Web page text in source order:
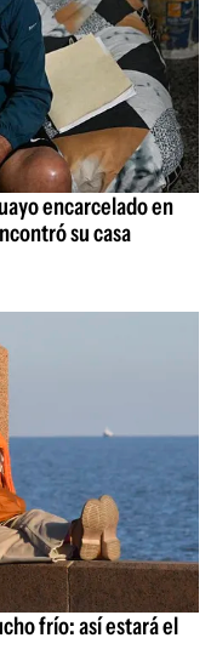
encarcelado en
su casa
frío: así estará el